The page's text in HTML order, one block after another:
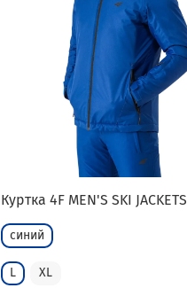
Куртка 4F MEN'S SKI JACKETS
синий
L XL